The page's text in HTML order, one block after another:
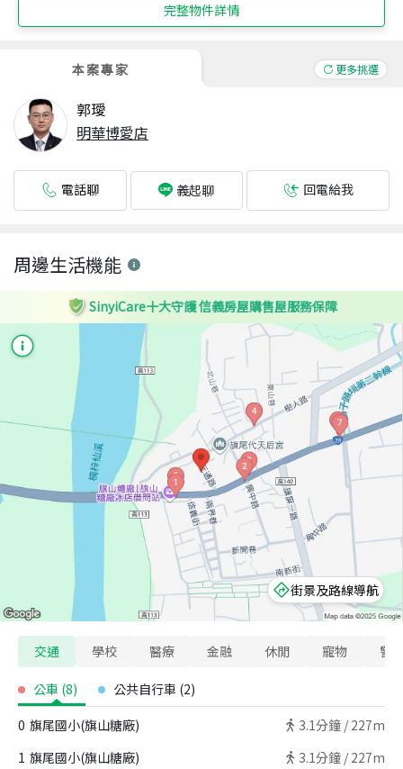
完整物件詳情
本案專家 更多挑選
郭璦
明華博愛店
電話聊 義起聊 回電給我
周邊生活機能
SinyiCare十大守護 信義房屋購售屋服務保障
街景及路線導航
交通 學校 醫療 金融 休閒 寵物 警
公車 (8) 公共自行車 (2)
0 旗尾國小(旗山糖廠) 3.1分鐘 / 227m
1 旗尾國小(旗山糖廠) 3.1分鐘 / 227m